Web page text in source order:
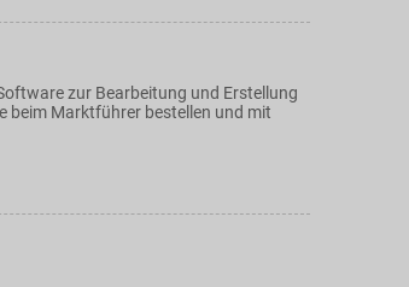
zur Bearbeitung und Erstellung
beim Marktführer bestellen und mit